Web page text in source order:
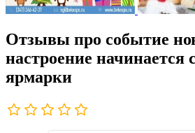
Отзывы про событие
настроение начинается
ярмарки